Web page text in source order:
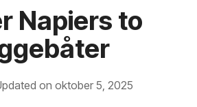
Napiers to
on oktober 5, 2025